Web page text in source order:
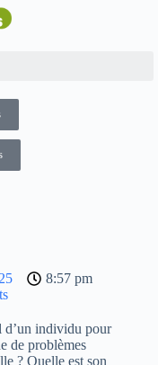
8:57 pm
d’un individu pour
de problèmes
? Quelle est son